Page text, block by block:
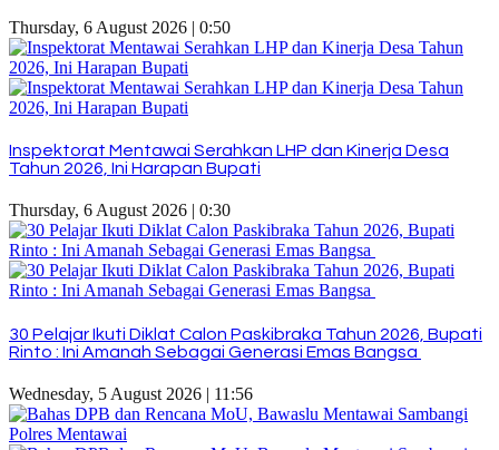
Thursday, 6 August 2026 | 0:50
Inspektorat Mentawai Serahkan LHP dan Kinerja Desa
Tahun 2026, Ini Harapan Bupati
Thursday, 6 August 2026 | 0:30
30 Pelajar Ikuti Diklat Calon Paskibraka Tahun 2026, Bupati
Rinto : Ini Amanah Sebagai Generasi Emas Bangsa
Wednesday, 5 August 2026 | 11:56